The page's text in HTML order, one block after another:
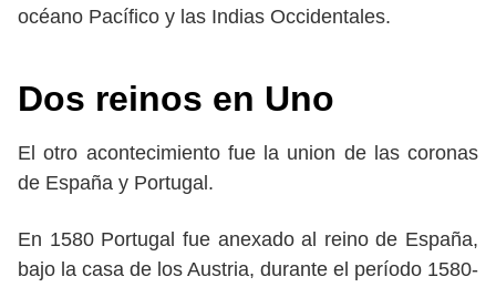
océano Pacífico y las Indias Occidentales.
Dos reinos en Uno
El otro acontecimiento fue la union de las coronas
de España y Portugal.
En 1580 Portugal fue anexado al reino de España,
bajo la casa de los Austria, durante el período 1580-